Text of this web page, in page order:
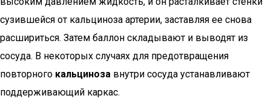
сузившейся от кальциноза артерии, заставляя ее снова
расшириться. Затем баллон складывают и выводят из
сосуда. В некоторых случаях для предотвращения
повторного кальциноза внутри сосуда устанавливают
поддерживающий каркас.